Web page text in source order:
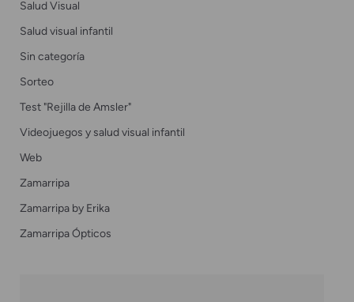
Salud Visual
Salud visual infantil
Sin categoría
Sorteo
Test "Rejilla de Amsler"
Videojuegos y salud visual infantil
Web
Zamarripa
Zamarripa by Erika
Zamarripa Ópticos